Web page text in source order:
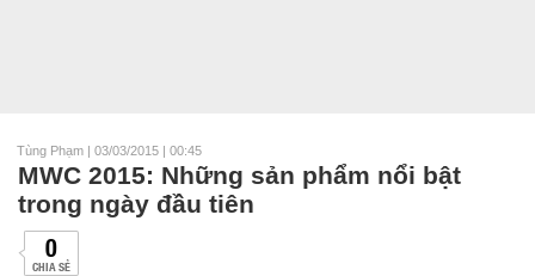
Tùng Phạm | 03/03/2015 | 00:45
MWC 2015: Những sản phẩm nổi bật
trong ngày đầu tiên
0
CHIA SẺ